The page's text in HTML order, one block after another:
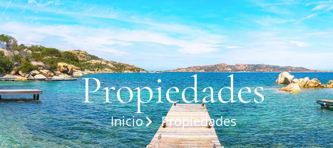
Propiedades
Inicio Propiedades